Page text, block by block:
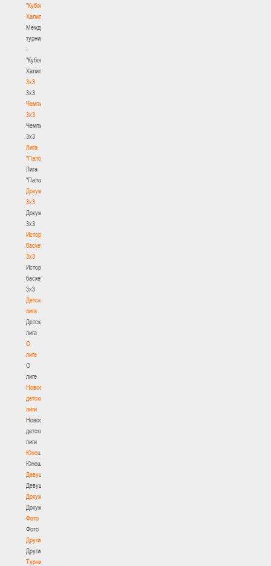
"Кубок
Халипского"
Международный
турнир
-
"Кубок
Халипского"
3x3
3x3
Чемпионат
3х3
Чемпионат
3х3
Лига
"Палова"
Лига
"Палова"
Документы
3х3
Документы
3х3
История
баскетбола
3х3
История
баскетбола
3х3
Детская
лига
Детская
лига
О
лиге
О
лиге
Новости
детской
лиги
Новости
детской
лиги
Юноши
Юноши
Девушки
Девушки
Документы
Документы
Фото
Фото
Другие
Другие
Турнир